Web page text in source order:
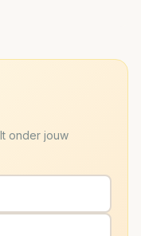
onder jouw